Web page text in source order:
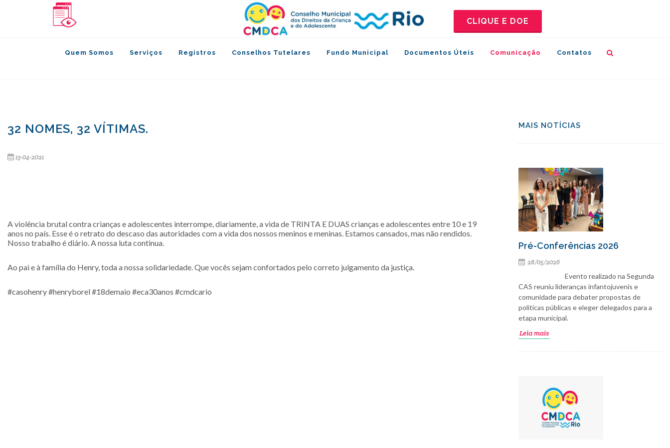
CLIQUE E DOE
Quem Somos Serviços Registros Conselhos Tutelares Fundo Municipal Documentos Úteis Comunicação Contatos
32 NOMES, 32 VÍTIMAS.
13-04-2021
A violência brutal contra crianças e adolescentes interrompe, diariamente, a vida de TRINTA E DUAS crianças e adolescentes entre 10 e 19
anos no país. Esse é o retrato do descaso das autoridades com a vida dos nossos meninos e meninas. Estamos cansados, mas não rendidos.
Nosso trabalho é diário. A nossa luta continua.
Ao pai e à família do Henry, toda a nossa solidariedade. Que vocês sejam confortados pelo correto julgamento da justiça.
#casohenry #henryborel #18demaio #eca30anos #cmdcario
MAIS NOTÍCIAS
Pré-Conferências 2026
28/05/2026
Evento realizado na Segunda
CAS reuniu lideranças infantojuvenis e
comunidade para debater propostas de
políticas públicas e eleger delegados para a
etapa municipal.
Leia mais